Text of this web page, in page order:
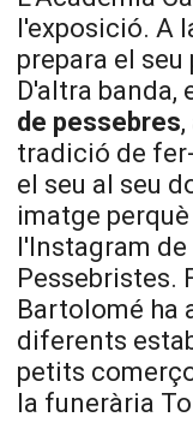
l'exposició. A
prepara el seu
D'altra banda,
de pessebres
tradició de
el seu al seu
imatge
l'Instagram
Pessebristes.
Bartolomé ha
diferents
petits
la funerària